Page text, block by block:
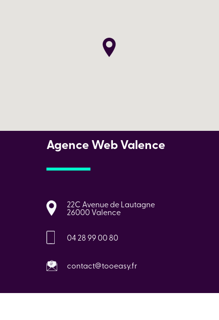
Agence Web Valence
22C Avenue de Lautagne
26000 Valence
04 28 99 00 80
contact@tooeasy.fr